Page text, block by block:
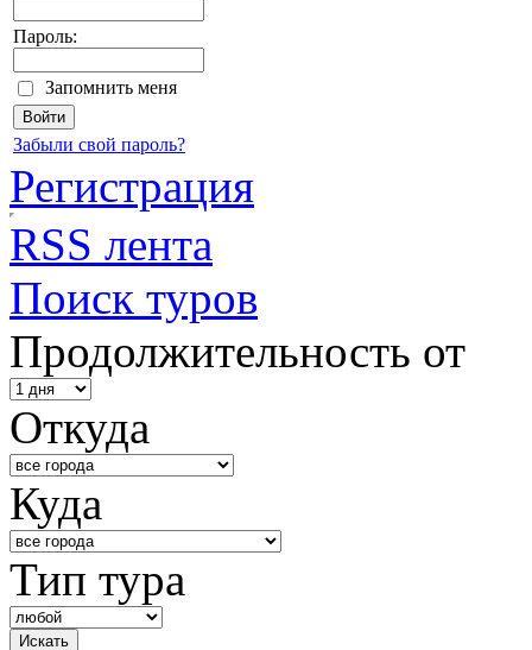
Пароль:
Запомнить меня
Забыли свой пароль?
Регистрация
RSS лента
Поиск туров
Продолжительность от
Откуда
Куда
Тип тура